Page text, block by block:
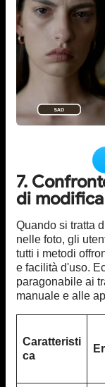
7.
di
Quando si tratta
nelle foto, gli
tutti i metodi
e facilità d'uso.
paragonabile ai
manuale e alle
Caratteristi
ca